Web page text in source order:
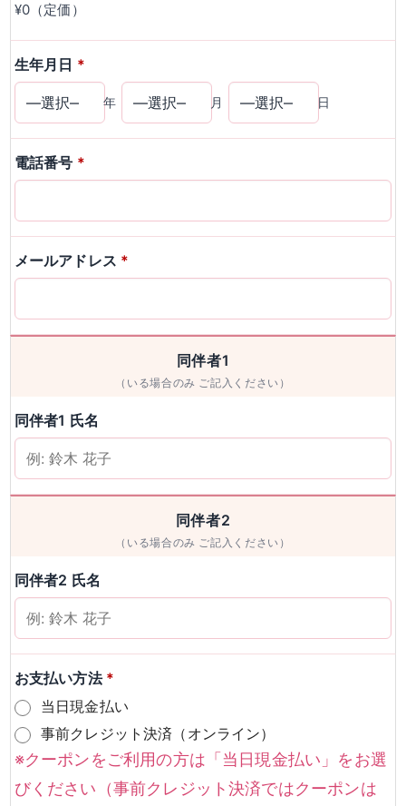
¥0（定価）
生年月日 *
年 月 日
電話番号 *
メールアドレス *
同伴者1
（いる場合のみ ご記入ください）
同伴者1 氏名
同伴者2
（いる場合のみ ご記入ください）
同伴者2 氏名
お支払い方法 *
当日現金払い
事前クレジット決済（オンライン）
※クーポンをご利用の方は「当日現金払い」をお選
びください（事前クレジット決済ではクーポンは
男性 女性